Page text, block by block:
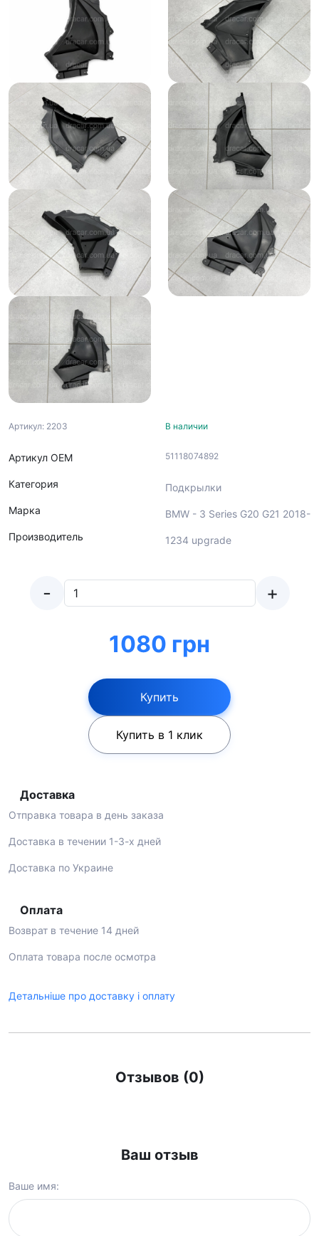
Артикул: 2203
Артикул ОЕМ
Категория
Марка
Производитель
В наличии
51118074892
Подкрылки
BMW - 3 Series G20 G21 2018-
1234 upgrade
- +
1080 грн
Купить
Купить в 1 клик
Доставка
Отправка товара в день заказа
Доставка в течении 1-3-х дней
Доставка по Украине
Оплата
Возврат в течение 14 дней
Оплата товара после осмотра
Детальніше про доставку і оплату
Отзывов (0)
Ваш отзыв
Ваше имя: